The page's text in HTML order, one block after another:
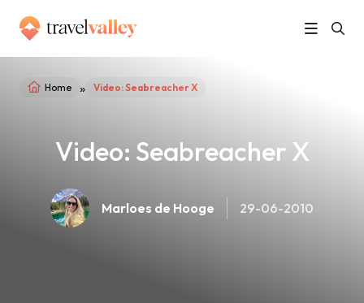
Home » Video: Seabreacher X
Video: Seabreacher X
Marloes de Hooge 29-06-2010